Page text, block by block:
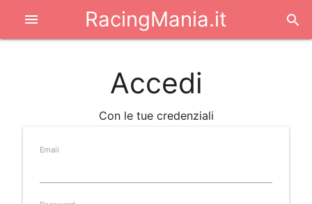
menu RacingMania.it search
Accedi
Con le tue credenziali
Email